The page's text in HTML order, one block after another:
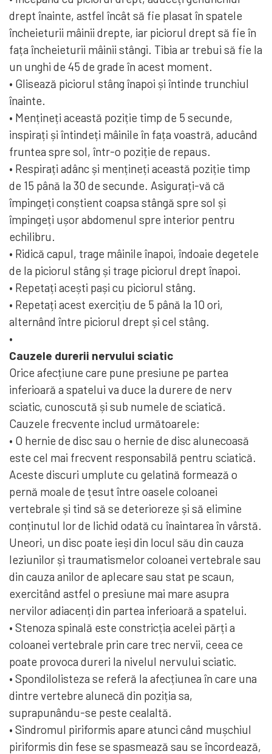
drept înainte, astfel încât să fie plasat în spatele
încheieturii mâinii drepte, iar piciorul drept să fie în
fața încheieturii mâinii stângi. Tibia ar trebui să fie la
un unghi de 45 de grade în acest moment.
• Glisează piciorul stâng înapoi și întinde trunchiul
înainte.
• Mențineți această poziție timp de 5 secunde,
inspirați și întindeți mâinile în fața voastră, aducând
fruntea spre sol, într-o poziție de repaus.
• Respirați adânc și mențineți această poziție timp
de 15 până la 30 de secunde. Asigurați-vă că
împingeți conștient coapsa stângă spre sol și
împingeți ușor abdomenul spre interior pentru
echilibru.
• Ridică capul, trage mâinile înapoi, îndoaie degetele
de la piciorul stâng și trage piciorul drept înapoi.
• Repetați acești pași cu piciorul stâng.
• Repetați acest exercițiu de 5 până la 10 ori,
alternând între piciorul drept și cel stâng.
•
Cauzele durerii nervului sciatic
Orice afecțiune care pune presiune pe partea
inferioară a spatelui va duce la durere de nerv
sciatic, cunoscută și sub numele de sciatică.
Cauzele frecvente includ următoarele:
• O hernie de disc sau o hernie de disc alunecoasă
este cel mai frecvent responsabilă pentru sciatică.
Aceste discuri umplute cu gelatină formează o
pernă moale de țesut între oasele coloanei
vertebrale și tind să se deterioreze și să elimine
conținutul lor de lichid odată cu înaintarea în vârstă.
Uneori, un disc poate ieși din locul său din cauza
leziunilor și traumatismelor coloanei vertebrale sau
din cauza anilor de aplecare sau stat pe scaun,
exercitând astfel o presiune mai mare asupra
nervilor adiacenți din partea inferioară a spatelui.
• Stenoza spinală este constricția acelei părți a
coloanei vertebrale prin care trec nervii, ceea ce
poate provoca dureri la nivelul nervului sciatic.
• Spondilolisteza se referă la afecțiunea în care una
dintre vertebre alunecă din poziția sa,
suprapunându-se peste cealaltă.
• Sindromul piriformis apare atunci când mușchiul
piriformis din fese se spasmează sau se încordează,